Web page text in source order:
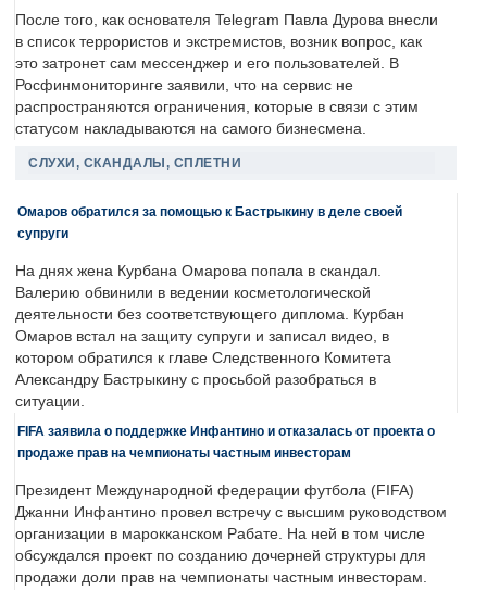
После того, как основателя Telegram Павла Дурова внесли
в список террористов и экстремистов, возник вопрос, как
это затронет сам мессенджер и его пользователей. В
Росфинмониторинге заявили, что на сервис не
распространяются ограничения, которые в связи с этим
статусом накладываются на самого бизнесмена.
СЛУХИ, СКАНДАЛЫ, СПЛЕТНИ
Омаров обратился за помощью к Бастрыкину в деле своей
супруги
На днях жена Курбана Омарова попала в скандал.
Валерию обвинили в ведении косметологической
деятельности без соответствующего диплома. Курбан
Омаров встал на защиту супруги и записал видео, в
котором обратился к главе Следственного Комитета
Александру Бастрыкину с просьбой разобраться в
ситуации.
FIFA заявила о поддержке Инфантино и отказалась от проекта о
продаже прав на чемпионаты частным инвесторам
Президент Международной федерации футбола (FIFA)
Джанни Инфантино провел встречу с высшим руководством
организации в марокканском Рабате. На ней в том числе
обсуждался проект по созданию дочерней структуры для
продажи доли прав на чемпионаты частным инвесторам.